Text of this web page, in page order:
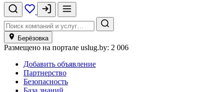
Берёзовка
Размещено на портале uslug.by: 2 006
Добавить объявление
Партнерство
Безопасность
База знаний